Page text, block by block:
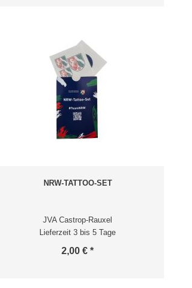
NRW-TATTOO-SET
JVA Castrop-Rauxel
Lieferzeit 3 bis 5 Tage
2,00 € *